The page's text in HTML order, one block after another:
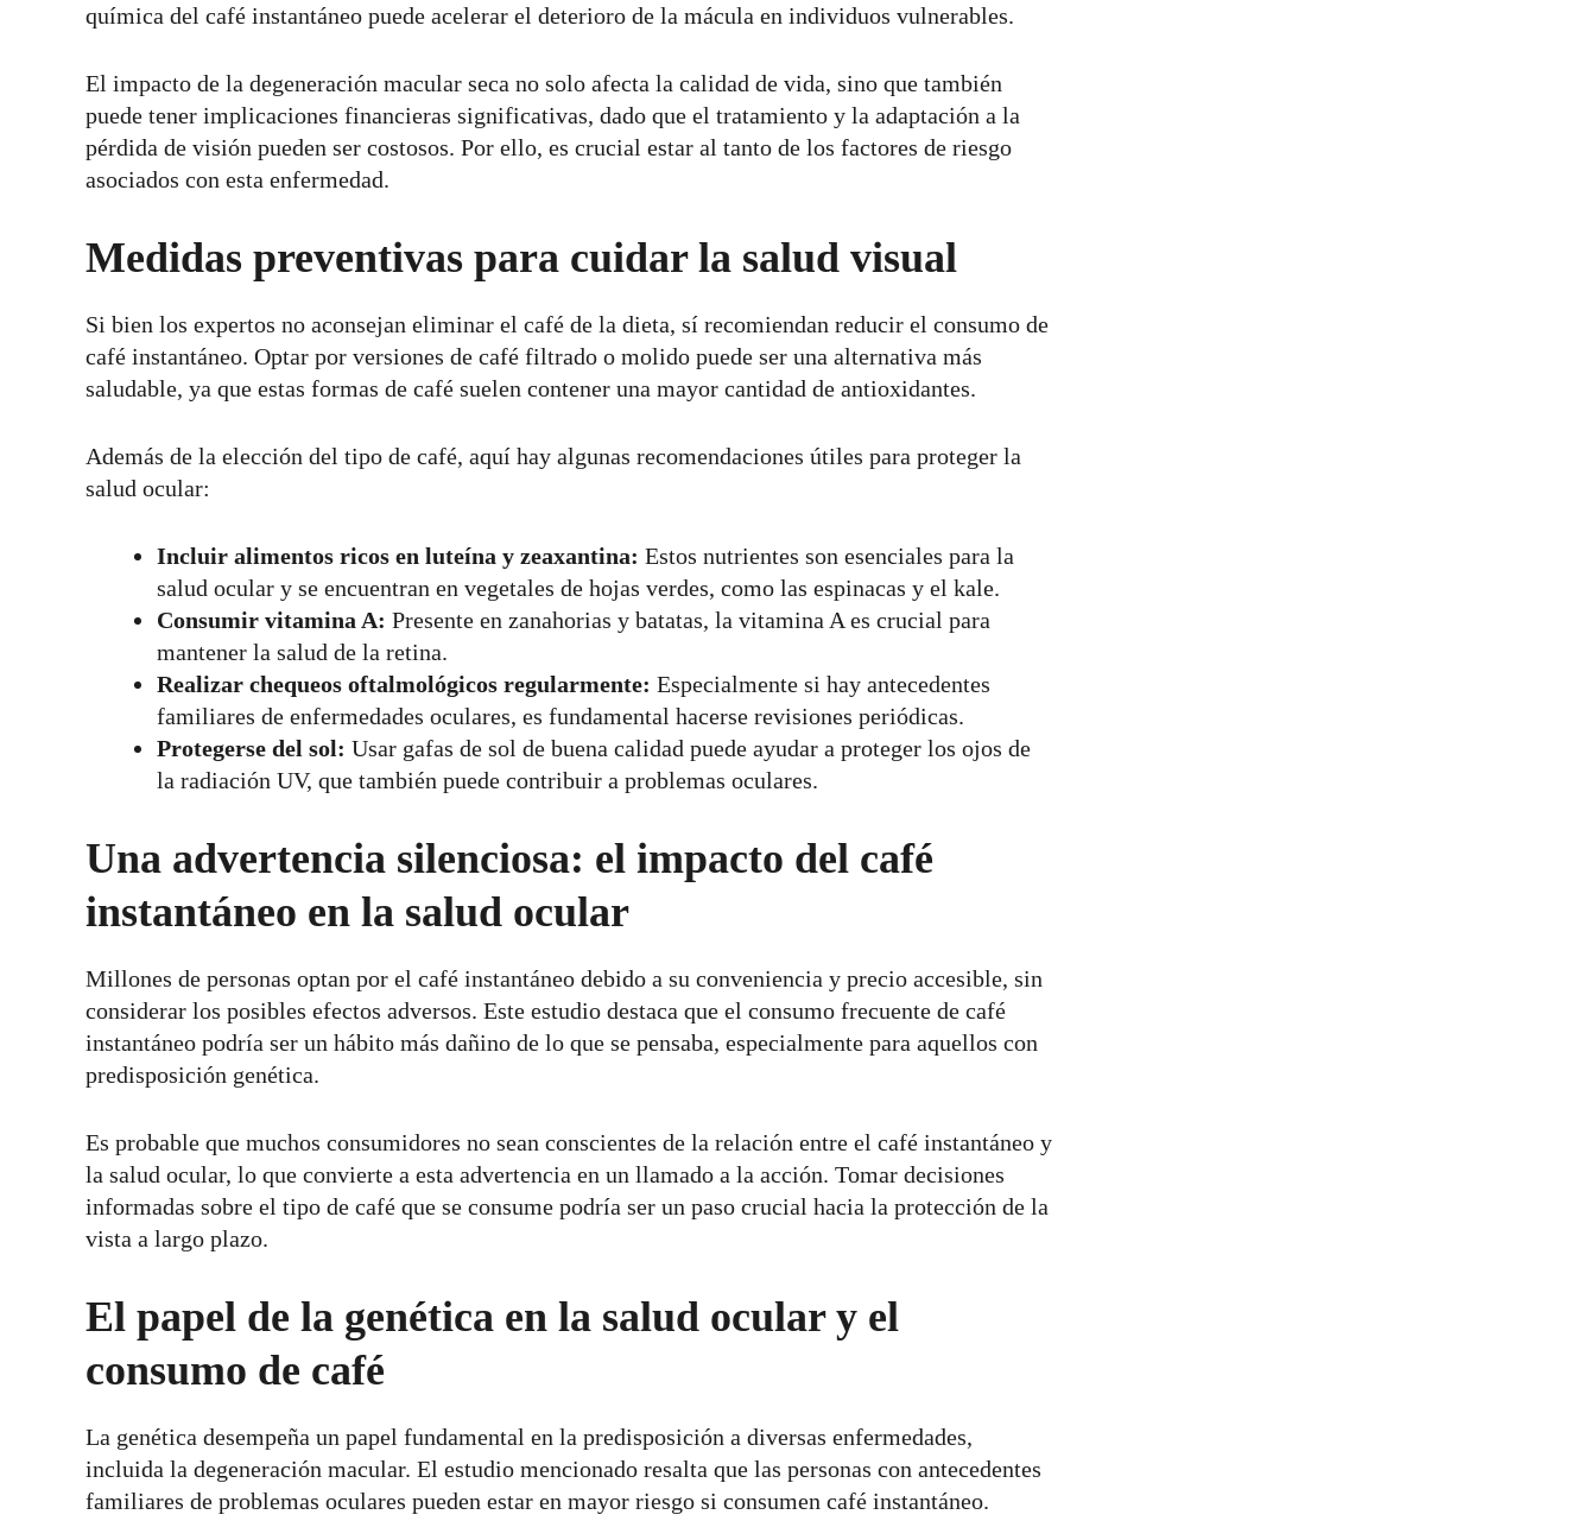
química del café instantáneo puede acelerar el deterioro de la mácula en individuos vulnerables.
El impacto de la degeneración macular seca no solo afecta la calidad de vida, sino que también
puede tener implicaciones financieras significativas, dado que el tratamiento y la adaptación a la
pérdida de visión pueden ser costosos. Por ello, es crucial estar al tanto de los factores de riesgo
asociados con esta enfermedad.
Medidas preventivas para cuidar la salud visual
Si bien los expertos no aconsejan eliminar el café de la dieta, sí recomiendan reducir el consumo de
café instantáneo. Optar por versiones de café filtrado o molido puede ser una alternativa más
saludable, ya que estas formas de café suelen contener una mayor cantidad de antioxidantes.
Además de la elección del tipo de café, aquí hay algunas recomendaciones útiles para proteger la
salud ocular:
Incluir alimentos ricos en luteína y zeaxantina: Estos nutrientes son esenciales para la
salud ocular y se encuentran en vegetales de hojas verdes, como las espinacas y el kale.
Consumir vitamina A: Presente en zanahorias y batatas, la vitamina A es crucial para
mantener la salud de la retina.
Realizar chequeos oftalmológicos regularmente: Especialmente si hay antecedentes
familiares de enfermedades oculares, es fundamental hacerse revisiones periódicas.
Protegerse del sol: Usar gafas de sol de buena calidad puede ayudar a proteger los ojos de
la radiación UV, que también puede contribuir a problemas oculares.
Una advertencia silenciosa: el impacto del café
instantáneo en la salud ocular
Millones de personas optan por el café instantáneo debido a su conveniencia y precio accesible, sin
considerar los posibles efectos adversos. Este estudio destaca que el consumo frecuente de café
instantáneo podría ser un hábito más dañino de lo que se pensaba, especialmente para aquellos con
predisposición genética.
Es probable que muchos consumidores no sean conscientes de la relación entre el café instantáneo y
la salud ocular, lo que convierte a esta advertencia en un llamado a la acción. Tomar decisiones
informadas sobre el tipo de café que se consume podría ser un paso crucial hacia la protección de la
vista a largo plazo.
El papel de la genética en la salud ocular y el
consumo de café
La genética desempeña un papel fundamental en la predisposición a diversas enfermedades,
incluida la degeneración macular. El estudio mencionado resalta que las personas con antecedentes
familiares de problemas oculares pueden estar en mayor riesgo si consumen café instantáneo.